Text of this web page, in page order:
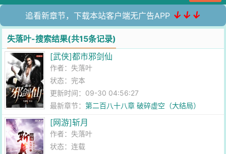
追看新章节，下载本站客户端无广告APP ↓↓↓
失落叶-搜索结果(共15条记录)
[武侠]都市邪剑仙
作者：失落叶
状态：完本
更新时间：09-30 04:56:27
最新章节：第二百八十八章 破碎虚空（大结局）
[网游]斩月
作者：失落叶
状态：连载